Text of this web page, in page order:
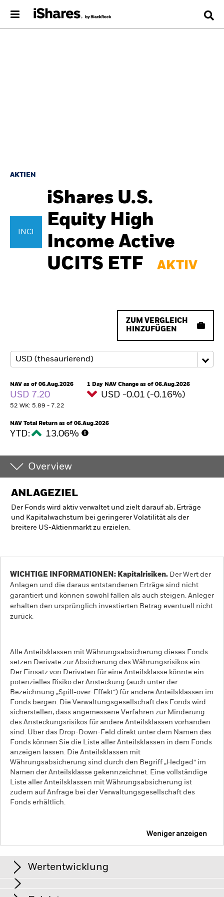
AKTIEN
INCI
iShares U.S.
Equity High
Income Active
UCITS ETF
AKTIV
ZUM VERGLEICH
HINZUFÜGEN
NAV as of 06.Aug.2026
USD 7.20
52 WK: 5.89 - 7.22
1 Day NAV Change as of 06.Aug.2026
USD -0.01 (-0.16%)
NAV Total Return as of 06.Aug.2026
YTD: 13.06%
Overview
ANLAGEZIEL
Der Fonds wird aktiv verwaltet und zielt darauf ab, Erträge
und Kapitalwachstum bei geringerer Volatilität als der
breitere US-Aktienmarkt zu erzielen.
WICHTIGE INFORMATIONEN: Kapitalrisiken. Der Wert der
Anlagen und die daraus entstandenen Erträge sind nicht
garantiert und können sowohl fallen als auch steigen. Anleger
erhalten den ursprünglich investierten Betrag eventuell nicht
zurück.
Alle Anteilsklassen mit Währungsabsicherung dieses Fonds
setzen Derivate zur Absicherung des Währungsrisikos ein.
Der Einsatz von Derivaten für eine Anteilsklasse könnte ein
potenzielles Risiko der Ansteckung (auch unter der
Bezeichnung „Spill-over-Effekt“) für andere Anteilsklassen im
Fonds bergen. Die Verwaltungsgesellschaft des Fonds wird
sicherstellen, dass angemessene Verfahren zur Minderung
des Ansteckungsrisikos für andere Anteilsklassen vorhanden
sind. Über das Drop-Down-Feld direkt unter dem Namen des
Fonds können Sie die Liste aller Anteilsklassen in dem Fonds
anzeigen lassen. Die Anteilsklassen mit
Währungsabsicherung sind durch den Begriff „Hedged“ im
Namen der Anteilsklasse gekennzeichnet. Eine vollständige
Liste aller Anteilsklassen mit Währungsabsicherung ist
zudem auf Anfrage bei der Verwaltungsgesellschaft des
Fonds erhältlich.
Weniger anzeigen
AKTIV
Wertentwicklung